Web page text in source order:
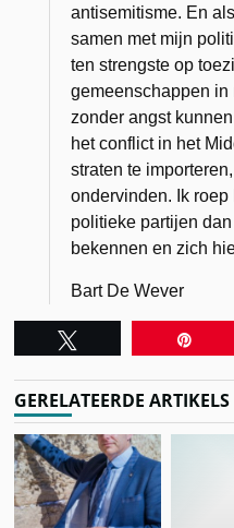
antisemitisme. En
samen met mijn
ten strengste op
gemeenschappen in
zonder angst
het conflict in het
straten te
ondervinden. Ik
politieke partijen
bekennen en zich
Bart De Wever
GERELATEERDE ARTIKELS